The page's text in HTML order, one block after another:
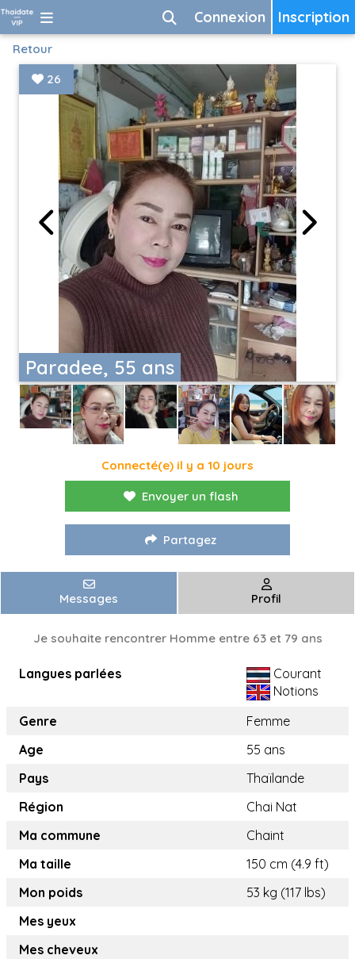
Inscription
Connexion
Retour
Paradee, 55 ans
26
Connecté(e) il y a 10 jours
Envoyer un flash
Partagez
Messages Profil
Je souhaite rencontrer Homme entre 63 et 79 ans
Langues parlées
Courant
Notions
Genre
Femme
Age
55 ans
Pays
Thaïlande
Région
Chai Nat
Ma commune
Chaint
Ma taille
150 cm (4.9 ft)
Mon poids
53 kg (117 lbs)
Mes yeux
Mes cheveux